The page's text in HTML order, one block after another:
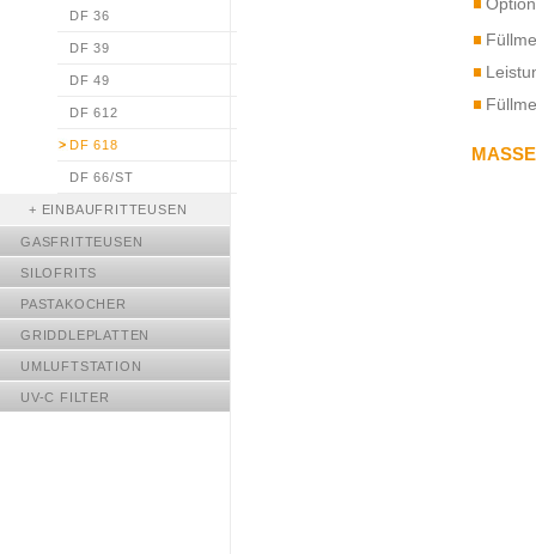
DF 36
DF 39
DF 49
DF 612
DF 618
DF 66/ST
+ EINBAUFRITTEUSEN
GASFRITTEUSEN
SILOFRITS
PASTAKOCHER
GRIDDLEPLATTEN
UMLUFTSTATION
UV-C FILTER